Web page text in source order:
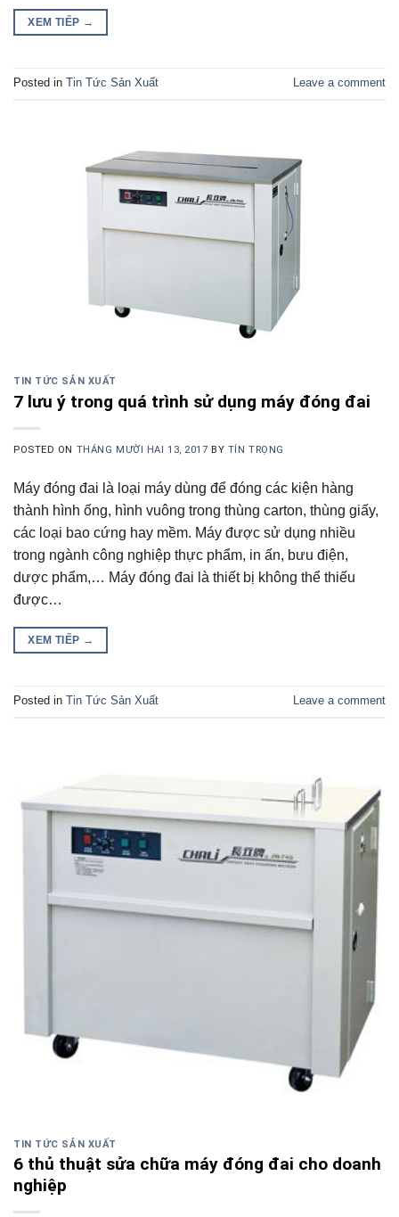
XEM TIẾP →
Posted in Tin Tức Sản Xuất Leave a comment
TIN TỨC SẢN XUẤT
7 lưu ý trong quá trình sử dụng máy đóng đai
POSTED ON THÁNG MƯỜI HAI 13, 2017 BY TÍN TRỌNG
Máy đóng đai là loại máy dùng để đóng các kiện hàng
thành hình ống, hình vuông trong thùng carton, thùng giấy,
các loại bao cứng hay mềm. Máy được sử dụng nhiều
trong ngành công nghiệp thực phẩm, in ấn, bưu điện,
dược phẩm,… Máy đóng đai là thiết bị không thể thiếu
được…
XEM TIẾP →
Posted in Tin Tức Sản Xuất Leave a comment
TIN TỨC SẢN XUẤT
6 thủ thuật sửa chữa máy đóng đai cho doanh
nghiệp